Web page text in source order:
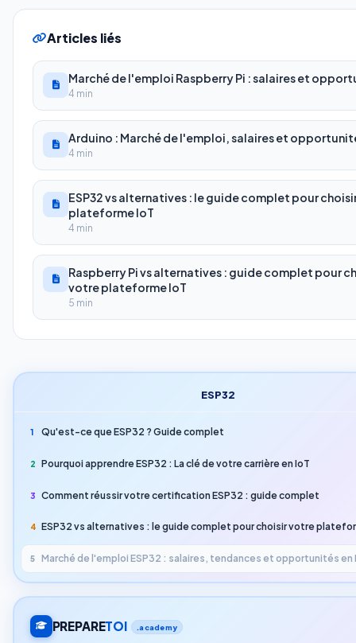
Articles liés
Marché de l'emploi Raspberry Pi : salaires et
4 min
Arduino : Marché de l'emploi, salaires et
4 min
ESP32 vs alternatives : le guide complet pour
plateforme IoT
4 min
Raspberry Pi vs alternatives : guide complet pour
votre plateforme IoT
5 min
ESP32
1 Qu'est-ce que ESP32 ? Guide complet
2 Pourquoi apprendre ESP32 : La clé de votre carrière en IoT
3 Comment réussir votre certification ESP32 : guide complet
4 ESP32 vs alternatives : le guide complet pour choisir votre
5 Marché de l'emploi ESP32 : salaires, tendances et opportunités en
PREPARETOI .academy